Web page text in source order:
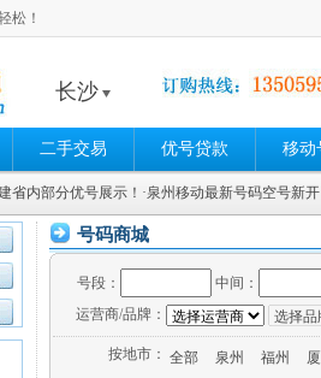
松！
长沙
二手交易 优号贷款 移动
省内部分优号展示！ ·泉州移动最新号码空号新
号码商城
号段：
中间：
运营商/品牌：
按地市： 全部 泉州 福州